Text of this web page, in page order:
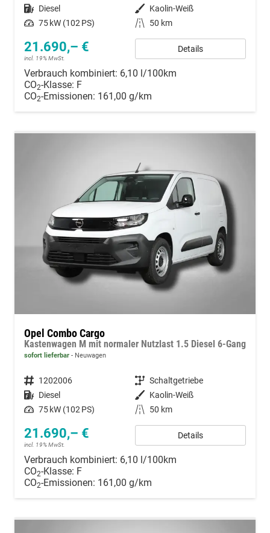
Kraftstoff Diesel Außenfarbe Kaolin-Weiß
Leistung 75 kW (102 PS) Kilometerstand 50 km
21.690,– €
incl. 19% MwSt.
Details
Verbrauch kombiniert: 6,10 l/100km
CO2-Klasse: F
CO2-Emissionen: 161,00 g/km
Opel Combo Cargo
Kastenwagen M mit normaler Nutzlast 1.5 Diesel 6-Gang
sofort lieferbar Neuwagen
Fahrzeugnummer 1202006 Getriebe Schaltgetriebe
Kraftstoff Diesel Außenfarbe Kaolin-Weiß
Leistung 75 kW (102 PS) Kilometerstand 50 km
21.690,– €
incl. 19% MwSt.
Details
Verbrauch kombiniert: 6,10 l/100km
CO2-Klasse: F
CO2-Emissionen: 161,00 g/km